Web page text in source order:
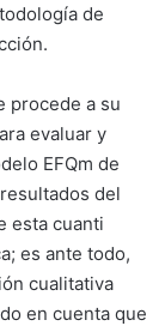
de
procede a su
evaluar y
EFQm de
del
esta cuanti
es ante todo,
cualitativa
en cuenta que